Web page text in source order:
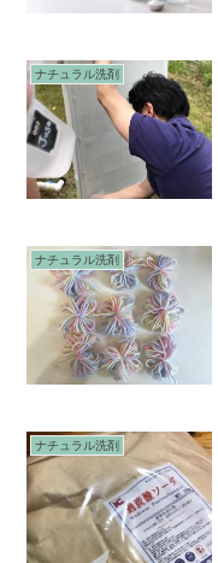
ナチュラル洗剤
ナチュラル洗剤
ナチュラル洗剤